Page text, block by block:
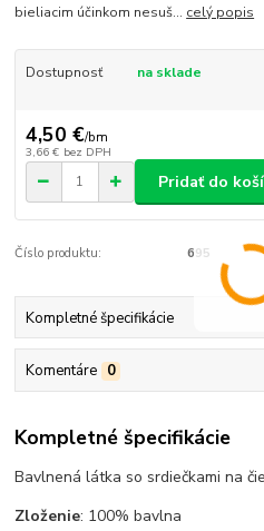
bieliacim účinkom nesuš... celý popis
Dostupnosť na sklade
4,50 €/bm
3,66 € bez DPH
Pridať do
Číslo produktu: 695
Kompletné špecifikácie
Komentáre 0
Kompletné špecifikácie
Bavlnená látka so srdiečkami na
Zloženie: 100% bavlna